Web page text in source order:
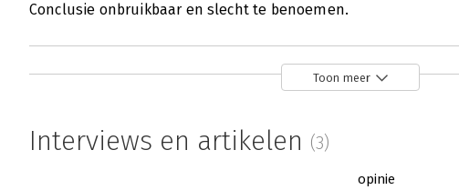
Conclusie onbruikbaar en slecht te benoemen.
Toon meer
Interviews en artikelen (3)
opinie